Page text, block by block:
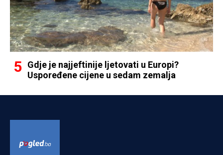
Gdje je najjeftinije ljetovati u Europi?
Uspoređene cijene u sedam zemalja